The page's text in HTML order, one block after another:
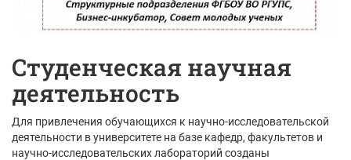
Студенческая научная
деятельность
Для привлечения обучающихся к научно-исследовательской
деятельности в университете на базе кафедр, факультетов и
научно-исследовательских лабораторий созданы